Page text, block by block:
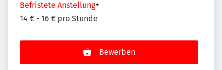
Befristete Anstellung+
14 € - 16 € pro Stunde
Bewerben